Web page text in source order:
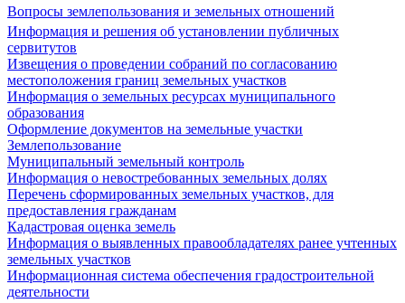
Вопросы землепользования и земельных отношений
Информация и решения об установлении публичных
сервитутов
Извещения о проведении собраний по согласованию
местоположения границ земельных участков
Информация о земельных ресурсах муниципального
образования
Оформление документов на земельные участки
Землепользование
Муниципальный земельный контроль
Информация о невостребованных земельных долях
Перечень сформированных земельных участков, для
предоставления гражданам
Кадастровая оценка земель
Информация о выявленных правообладателях ранее учтенных
земельных участков
Информационная система обеспечения градостроительной
деятельности